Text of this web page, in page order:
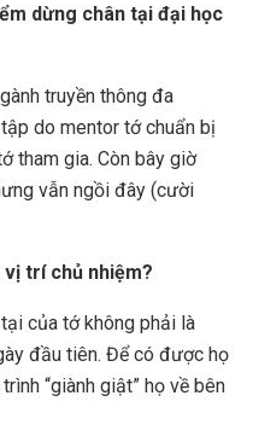
dừng chân tại đại học
truyền thông đa
do mentor tớ chuẩn bị
tham gia. Còn bây giờ
vẫn ngồi đây (cười
vị trí chủ nhiệm?
của tớ không phải là
đầu tiên. Để có được họ
“giành giật” họ về bên